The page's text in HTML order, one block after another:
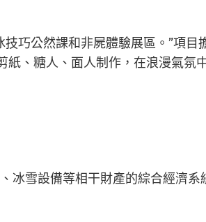
巧公然課和非屍體驗展區。”項目
紙、糖人、面人制作，在浪漫氣氛
冰雪設備等相干財產的綜合經濟